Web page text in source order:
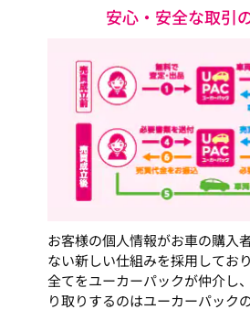
安心・安全な取引
お客様の個人情報がお車の購入
ない新しい仕組みを採用してお
全てをユーカーパックが仲介し
り取りするのはユーカーパック